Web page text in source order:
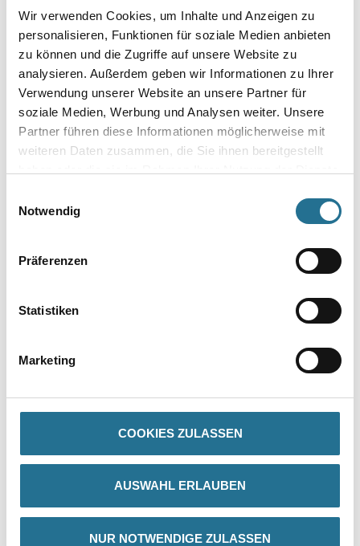
Wir verwenden Cookies, um Inhalte und Anzeigen zu
personalisieren, Funktionen für soziale Medien anbieten
zu können und die Zugriffe auf unsere Website zu
analysieren. Außerdem geben wir Informationen zu Ihrer
Verwendung unserer Website an unsere Partner für
soziale Medien, Werbung und Analysen weiter. Unsere
Partner führen diese Informationen möglicherweise mit
weiteren Daten zusammen, die Sie ihnen bereitgestellt
Notwendig
Präferenzen
Statistiken
Marketing
COOKIES ZULASSEN
AUSWAHL ERLAUBEN
NUR NOTWENDIGE ZULASSEN
Gebinde
Umrechnungsfaktoren
Staubtrocken: 10 min, grifffest: 30 min, durchgetrocknet: 2 h,
überlackierbar: 24 h
Arbeitstemperatur: 10 - 25 °C
Ergiebigkeit: 0.8 - 1.5 m²